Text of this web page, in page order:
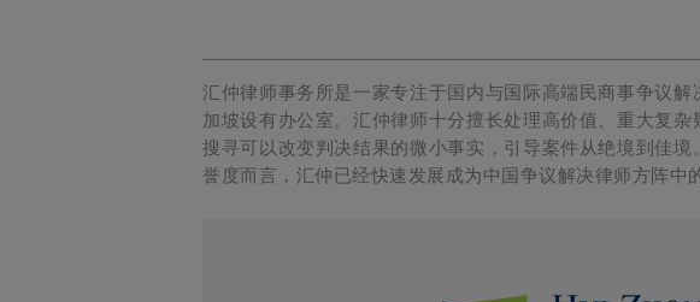
汇仲律师事务所是一家专注于国内与国际高端民商事争议
加坡设有办公室。汇仲律师十分擅长处理高价值、重大复
搜寻可以改变判决结果的微小事实，引导案件从绝境到佳
誉度而言，汇仲已经快速发展成为中国争议解决律师方阵中